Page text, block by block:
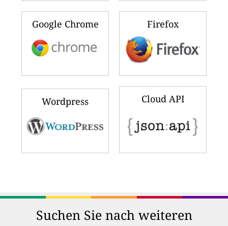
Google Chrome Firefox
Wordpress Cloud API
Suchen Sie nach weiteren